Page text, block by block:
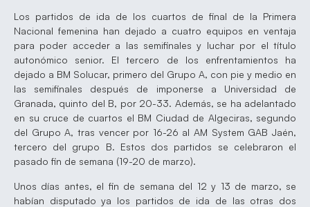
Los partidos de ida de los cuartos de final de la Primera
Nacional femenina han dejado a cuatro equipos en ventaja
para poder acceder a las semifinales y luchar por el título
autonómico senior. El tercero de los enfrentamientos ha
dejado a BM Solucar, primero del Grupo A, con pie y medio en
las semifinales después de imponerse a Universidad de
Granada, quinto del B, por 20-33. Además, se ha adelantado
en su cruce de cuartos el BM Ciudad de Algeciras, segundo
del Grupo A, tras vencer por 16-26 al AM System GAB Jaén,
tercero del grupo B. Estos dos partidos se celebraron el
pasado fin de semana (19-20 de marzo).
Unos días antes, el fin de semana del 12 y 13 de marzo, se
habían disputado ya los partidos de ida de las otras dos